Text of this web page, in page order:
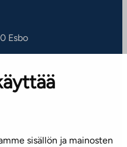
sisällön ja mainosten
Esbo